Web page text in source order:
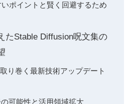
ポイントと賢く回避するため
たStable Diffusion呪文集の
り巻く最新技術アップデート
可能性と活用領域拡大